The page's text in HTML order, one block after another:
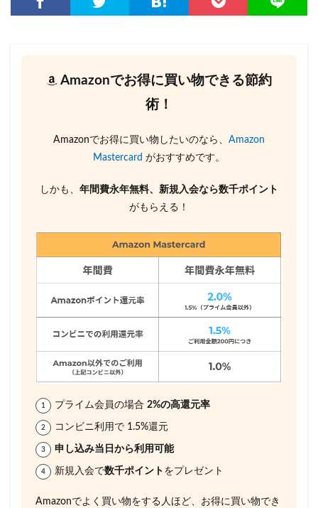
Amazonでお得に買い物できる節約
術！
Amazonでお得に買い物したいのなら、 Amazon
Mastercard がおすすめです。
しかも、 年間費永年無料、新規入会なら数千ポイント
がもらえる！
プライム会員の場合 2%の高還元率
コンビニ利用で 1.5%還元
申し込み当日から利用可能
新規入会で数千ポイント をプレゼント
Amazonでよく買い物をする人ほど、お得に買い物でき